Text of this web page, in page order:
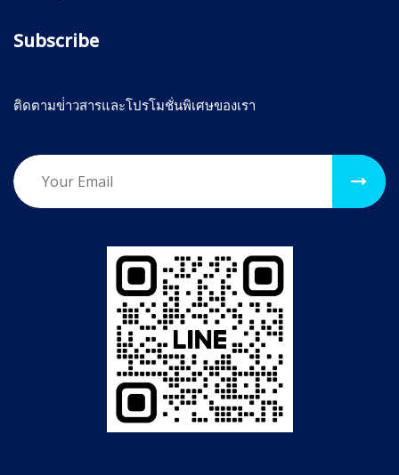
Subscribe
ติดตามข่่าวสารและโปรโมชั่นพิเศษของเรา